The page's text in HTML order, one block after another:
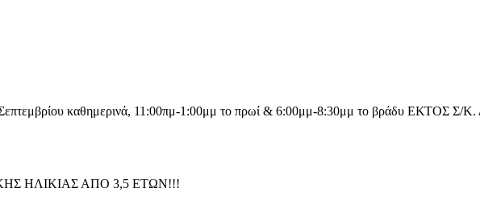
καθημερινά, 11:00πμ-1:00μμ το πρωί & 6:00μμ-8:30μμ το βράδυ ΕΚΤΟΣ Σ/Κ.
ΗΛΙΚΙΑΣ ΑΠΟ 3,5 ΕΤΩΝ!!!